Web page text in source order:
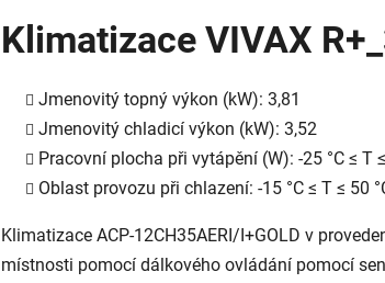
Klimatizace VIVAX
Jmenovitý topný výkon (kW): 3,81
Jmenovitý chladicí výkon (kW): 3,52
Pracovní plocha při vytápění (W): -25 °C ≤ T
Oblast provozu při chlazení: -15 °C ≤ T ≤ 50
Klimatizace ACP-12CH35AERI/I+GOLD v
místnosti pomocí dálkového ovládání pomocí